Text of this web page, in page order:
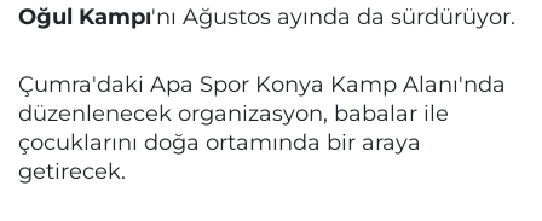
Oğul Kampı'nı Ağustos ayında da sürdürüyor.
Çumra'daki Apa Spor Konya Kamp Alanı'nda
düzenlenecek organizasyon, babalar ile
çocuklarını doğa ortamında bir araya
getirecek.